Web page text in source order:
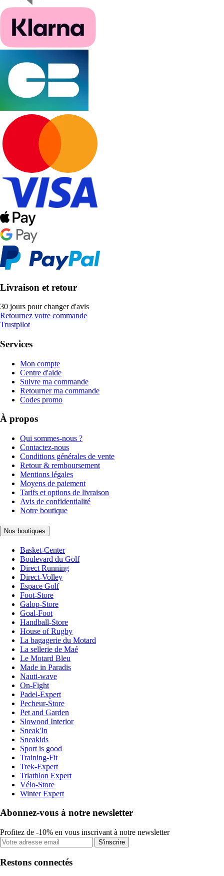
Livraison et retour
30 jours pour changer d'avis
Retournez votre commande
Trustpilot
Services
Mon compte
Centre d'aide
Suivre ma commande
Retourner ma commande
Codes promo
À propos
Qui sommes-nous ?
Contactez-nous
Conditions générales de vente
Retour & remboursement
Mentions légales
Moyens de paiement
Tarifs et options de livraison
Avis de confidentialité
Notre boutique
Nos boutiques
Basket-Center
Boulevard du Golf
Direct Running
Direct-Volley
Espace Golf
Foot-Store
Galop-Store
Goal-Foot
Handball-Store
House of Rugby
La bagagerie du Motard
La sellerie de Maé
Le Motard Bleu
Made in Paradis
Nauti-wave
On-Fight
Padel-Expert
Pecheur-Store
Pet and Garden
Slowood Interior
Sneak'In
Sneakids
Sport is good
Training-Fit
Trek-Expert
Triathlon Expert
Vélo-Store
Winter Expert
Abonnez-vous à notre newsletter
Profitez de -10% en vous inscrivant à notre newsletter
S'inscrire
Restons connectés